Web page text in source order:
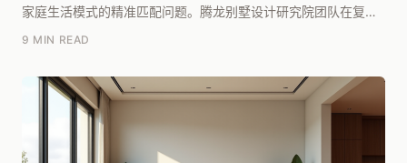
家庭生活模式的精准匹配问题。腾龙别墅设计研究院团队在复盘
9 MIN READ